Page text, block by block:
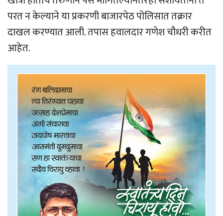
परत न केल्याने या प्रकरणी बाजारपेठ पोलिसात तक्रार
दाखल करण्यात आली. तपास हवालदार गणेश चौधरी करीत
आहेत.